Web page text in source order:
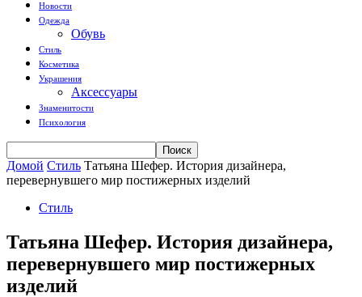
Новости
Одежда
Обувь
Стиль
Косметика
Украшения
Аксессуары
Знаменитости
Психология
Домой Стиль Татьяна Шефер. История дизайнера,
перевернувшего мир постижерных изделий
Стиль
Татьяна Шефер. История дизайнера,
перевернувшего мир постижерных
изделий